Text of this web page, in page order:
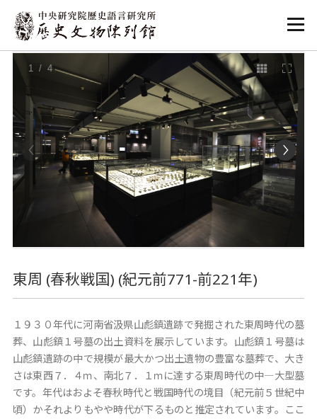
:::
:::
1/ 4
東周 (春秋戦国) (紀元前771-前221年)
１９３０年代に河南省汲県山彪鎮遺跡で発掘された東周時代の墓
葬、山彪鎮１号墓の出土資料を展示しています。山彪鎮１号墓は
山彪鎮遺跡の中で規模が最大かつ出土遺物の豊富な墓葬で、大き
さは東西７．４ｍ、南北７．１ｍに達する東周時代の中―大型墓
です。年代はおよそ春秋時代と戦国時代の境目（紀元前５世紀中
頃）かそれよりもやや時代が下るものと推定されています。ここ